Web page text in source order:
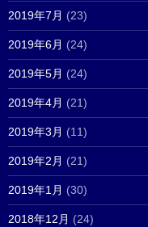
2019年7月 (23)
2019年6月 (24)
2019年5月 (24)
2019年4月 (21)
2019年3月 (11)
2019年2月 (21)
2019年1月 (30)
2018年12月 (24)